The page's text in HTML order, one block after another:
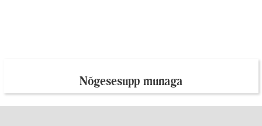
Nõgesesupp munaga